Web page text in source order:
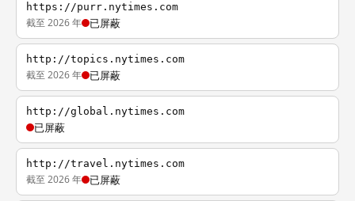
https://purr.nytimes.com
截至 2026 年 已屏蔽
http://topics.nytimes.com
截至 2026 年 已屏蔽
http://global.nytimes.com
已屏蔽
http://travel.nytimes.com
截至 2026 年 已屏蔽